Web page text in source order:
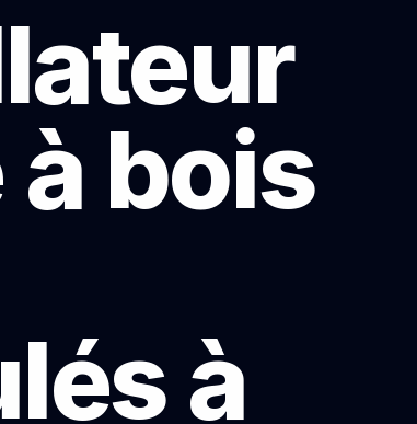
bois
à